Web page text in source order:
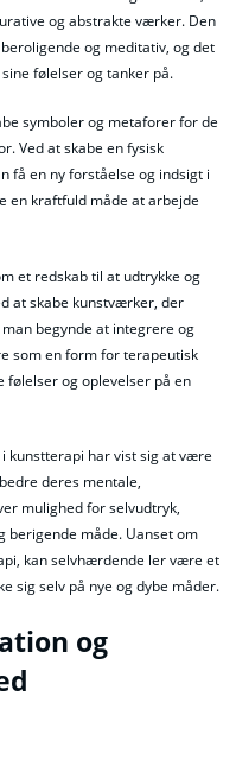
og abstrakte værker. Den
og meditativ, og det
følelser og tanker på.
symboler og metaforer for de
Ved at skabe en fysisk
få en ny forståelse og indsigt i
en kraftfuld måde at arbejde
et redskab til at udtrykke og
at skabe kunstværker, der
begynde at integrere og
som en form for terapeutisk
og oplevelser på en
kunstterapi har vist sig at være
deres mentale,
mulighed for selvudtryk,
berigende måde. Uanset om
kan selvhærdende ler være et
sig selv på nye og dybe måder.
og